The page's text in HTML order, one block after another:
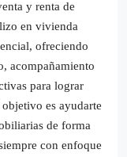
y renta de
en vivienda
ofreciendo
acompañamiento
para lograr
es ayudarte
de forma
con enfoque